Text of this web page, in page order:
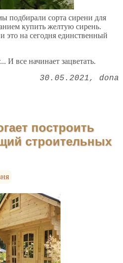
подбирали сорта сирени для
купить желтую сирень.
это на сегодня единственный
И все начинает зацветать.
30.05.2021 dona
построить
строительных